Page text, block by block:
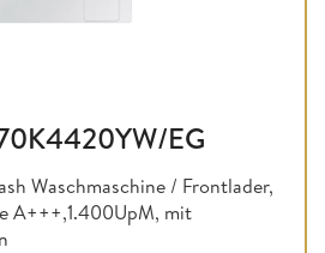
EG
Waschmaschine / Frontlader,
A+++,1.400UpM, mit